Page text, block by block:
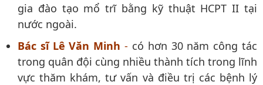
gia đào tạo mổ trĩ bằng kỹ thuật HCPT II tại
nước ngoài.
Bác sĩ Lê Văn Minh - có hơn 30 năm công tác
trong quân đội cùng nhiều thành tích trong lĩnh
vực thăm khám, tư vấn và điều trị các bệnh lý